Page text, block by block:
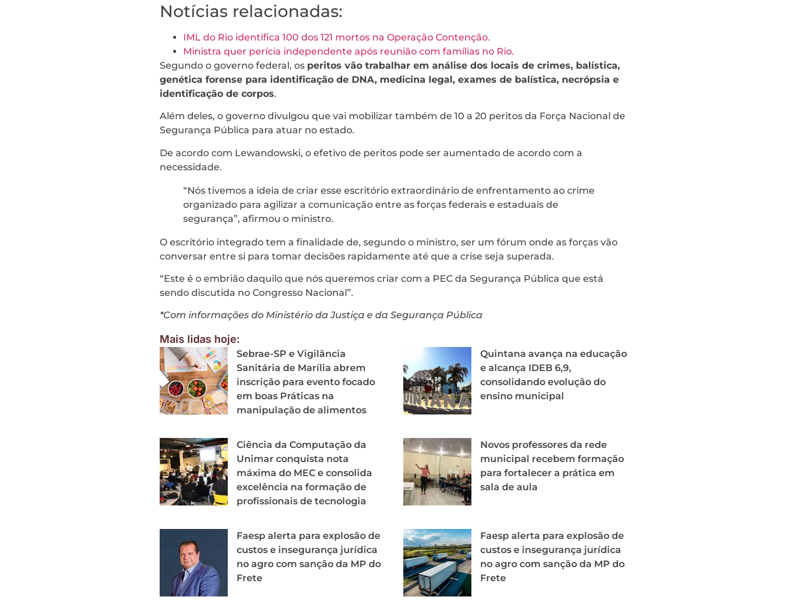
Notícias relacionadas:
IML do Rio identifica 100 dos 121 mortos na Operação Contenção.
Ministra quer perícia independente após reunião com famílias no Rio.
Segundo o governo federal, os peritos vão trabalhar em análise dos locais de crimes, balística,
genética forense para identificação de DNA, medicina legal, exames de balística, necrópsia e
identificação de corpos.
Além deles, o governo divulgou que vai mobilizar também de 10 a 20 peritos da Força Nacional de
Segurança Pública para atuar no estado.
De acordo com Lewandowski, o efetivo de peritos pode ser aumentado de acordo com a
necessidade.
“Nós tivemos a ideia de criar esse escritório extraordinário de enfrentamento ao crime
organizado para agilizar a comunicação entre as forças federais e estaduais de
segurança”, afirmou o ministro.
O escritório integrado tem a finalidade de, segundo o ministro, ser um fórum onde as forças vão
conversar entre si para tomar decisões rapidamente até que a crise seja superada.
“Este é o embrião daquilo que nós queremos criar com a PEC da Segurança Pública que está
sendo discutida no Congresso Nacional”.
*Com informações do Ministério da Justiça e da Segurança Pública
Mais lidas hoje:
Sebrae-SP e Vigilância
Sanitária de Marília abrem
inscrição para evento focado
em boas Práticas na
manipulação de alimentos
Quintana avança na educação
e alcança IDEB 6,9,
consolidando evolução do
ensino municipal
Ciência da Computação da
Unimar conquista nota
máxima do MEC e consolida
excelência na formação de
profissionais de tecnologia
Novos professores da rede
municipal recebem formação
para fortalecer a prática em
sala de aula
Faesp alerta para explosão de
custos e insegurança jurídica
no agro com sanção da MP do
Frete
Faesp alerta para explosão de
custos e insegurança jurídica
no agro com sanção da MP do
Frete